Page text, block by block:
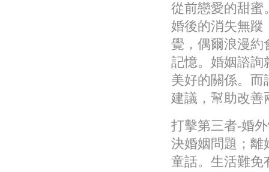
從前戀愛的甜蜜
婚後的消失無蹤
覺，偶爾浪漫約
記憶。婚姻諮詢
美好的關係。而
建議，幫助改善
打擊第三者-婚
決婚姻問題；離
童話。生活難免